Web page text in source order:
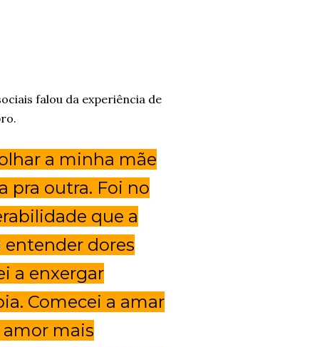
falou da experiência de
a minha mãe
pra outra. Foi no
que a
entender dores
a enxergar
Comecei a amar
mais